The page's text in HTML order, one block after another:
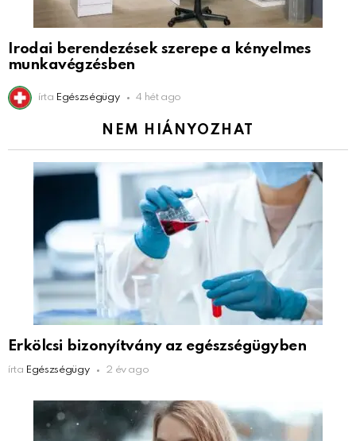
Irodai berendezések szerepe a kényelmes
munkavégzésben
írta Egészségügy 4 hét ago
NEM HIÁNYOZHAT
Erkölcsi bizonyítvány az egészségügyben
írta Egészségügy 2 év ago